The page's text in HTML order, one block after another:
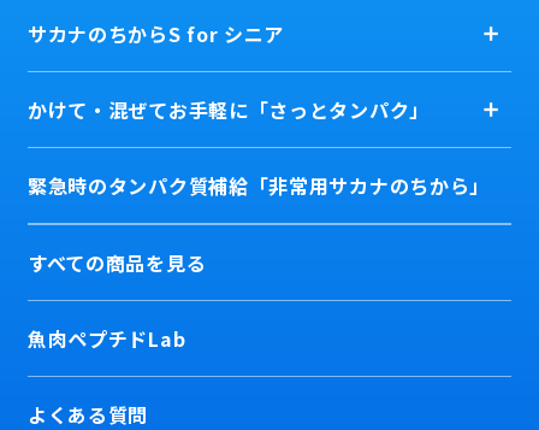
サカナのちからS for シニア
かけて・混ぜてお手軽に「さっとタンパク」
緊急時のタンパク質補給「非常用サカナのちから」
すべての商品を見る
魚肉ペプチドLab
よくある質問